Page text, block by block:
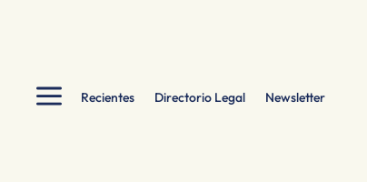
a Recientes Directorio Legal Newsletter